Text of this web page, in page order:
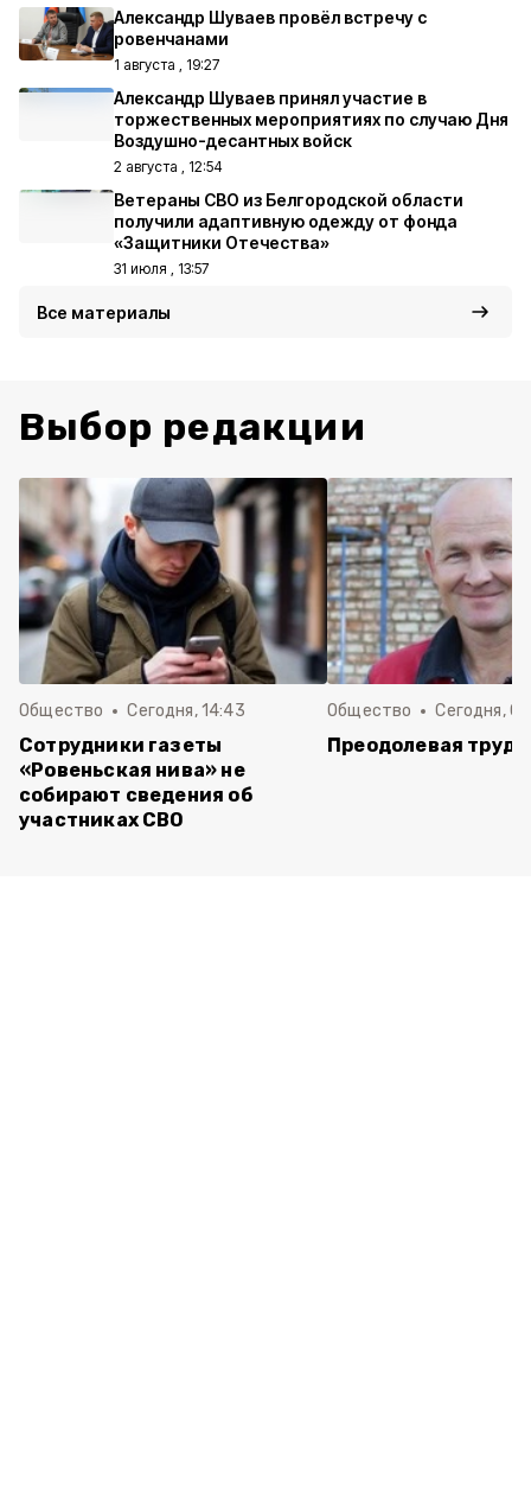
Александр Шуваев провёл встречу с
ровенчанами
1 августа , 19:27
Александр Шуваев принял участие в
торжественных мероприятиях по случаю Дня
Воздушно-десантных войск
2 августа , 12:54
Ветераны СВО из Белгородской области
получили адаптивную одежду от фонда
«Защитники Отечества»
31 июля , 13:57
Все материалы
Выбор редакции
Общество Сегодня, 14:43
Сотрудники газеты
«Ровеньская нива» не
собирают сведения об
участниках СВО
Общество Сегодня,
Преодолевая